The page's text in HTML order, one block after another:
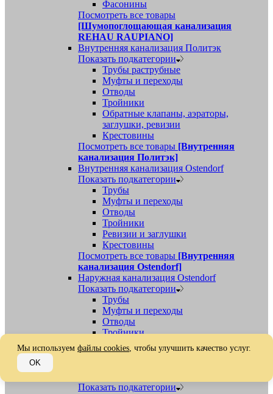
Фасонины
Посмотреть все товары
[Шумопоглощающая канализация
REHAU RAUPIANO]
Внутренняя канализация Политэк
Показать подкатегории
Трубы раструбные
Муфты и переходы
Отводы
Тройники
Обратные клапаны, аэраторы,
заглушки, ревизии
Крестовины
Посмотреть все товары [Внутренняя
канализация Политэк]
Внутренняя канализация Ostendorf
Показать подкатегории
Трубы
Муфты и переходы
Отводы
Тройники
Ревизии и заглушки
Крестовины
Посмотреть все товары [Внутренняя
канализация Ostendorf]
Наружная канализация Ostendorf
Показать подкатегории
Трубы
Муфты и переходы
Отводы
Тройники
Ревизии, заглушки, обратные клапаны
Посмотреть все товары[Наружная
Показать подкатегории
Мы используем файлы cookies, чтобы улучшить качество услуг.
OK